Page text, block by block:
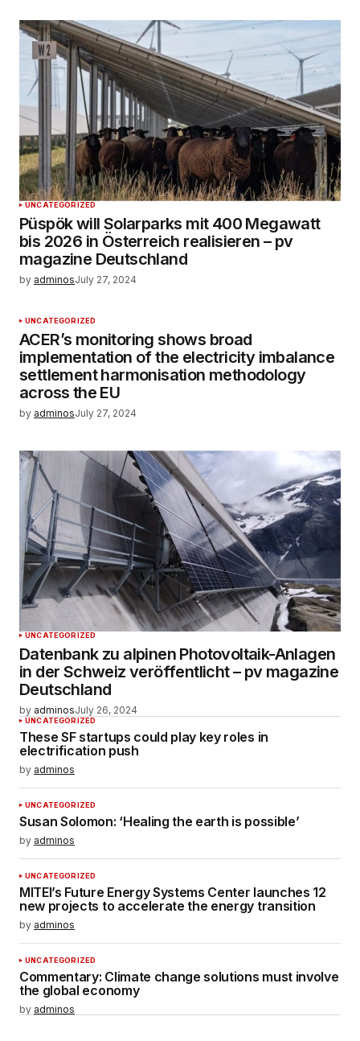
UNCATEGORIZED
Püspök will Solarparks mit 400 Megawatt
bis 2026 in Österreich realisieren – pv
magazine Deutschland
by adminosJuly 27, 2024
UNCATEGORIZED
ACER’s monitoring shows broad
implementation of the electricity imbalance
settlement harmonisation methodology
across the EU
by adminosJuly 27, 2024
UNCATEGORIZED
Datenbank zu alpinen Photovoltaik-Anlagen
in der Schweiz veröffentlicht – pv magazine
Deutschland
by adminosJuly 26, 2024
UNCATEGORIZED
These SF startups could play key roles in
electrification push
by adminos
UNCATEGORIZED
Susan Solomon: ‘Healing the earth is possible’
by adminos
UNCATEGORIZED
MITEI’s Future Energy Systems Center launches 12
new projects to accelerate the energy transition
by adminos
UNCATEGORIZED
Commentary: Climate change solutions must involve
the global economy
by adminos